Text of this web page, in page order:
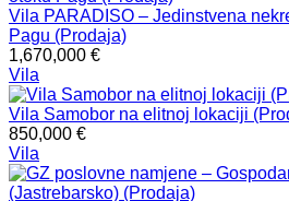
Vila PARADISO – Jedinstvena
Pagu (Prodaja)
1,670,000 €
Vila
Vila Samobor na elitnoj lokaciji
850,000 €
Vila